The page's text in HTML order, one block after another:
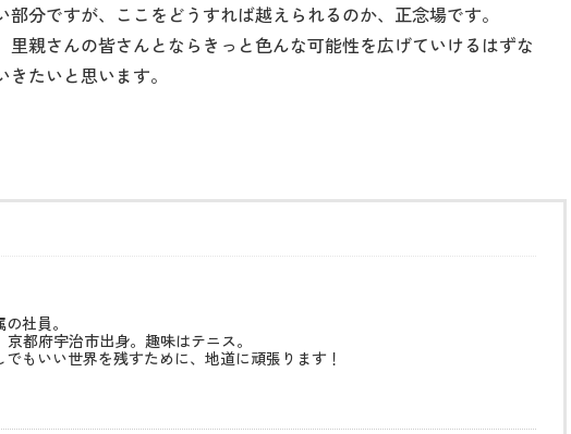
分ですが、ここをどうすれば越えられるのか、正念場です。
親さんの皆さんとならきっと色んな可能性を広げていけるはずな
たいと思います。
社員。
京都府宇治市出身。趣味はテニス。
もいい世界を残すために、地道に頑張ります！